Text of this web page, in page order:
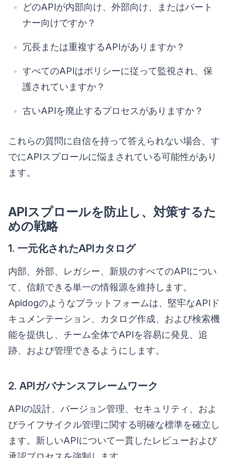
どのAPIが内部向け、外部向け、またはパート
ナー向けですか？
冗長または重複するAPIがありますか？
すべてのAPIはポリシーに従って監視され、保
護されていますか？
古いAPIを廃止するプロセスがありますか？
これらの質問に自信を持って答えられない場合、す
でにAPIスプロールに悩まされている可能性があり
ます。
APIスプロールを防止し、対策するた
めの戦略
1. 一元化されたAPIカタログ
内部、外部、レガシー、新規のすべてのAPIについ
て、信頼できる単一の情報源を維持します。
Apidogのようなプラットフォームは、堅牢なAPIド
キュメンテーション、カタログ作成、および検索機
能を提供し、チーム全体でAPIを容易に発見、追
跡、および管理できるようにします。
2. APIガバナンスフレームワーク
APIの設計、バージョン管理、セキュリティ、およ
びライフサイクル管理に関する明確な標準を確立し
ます。新しいAPIについて一貫したレビューおよび